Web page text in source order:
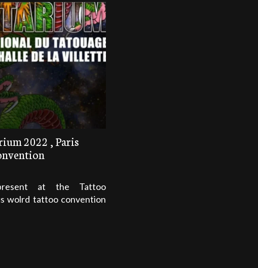
2022 , Paris
at the Tattoo
wolrd tattoo convention